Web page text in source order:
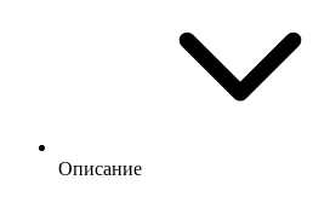
Описание